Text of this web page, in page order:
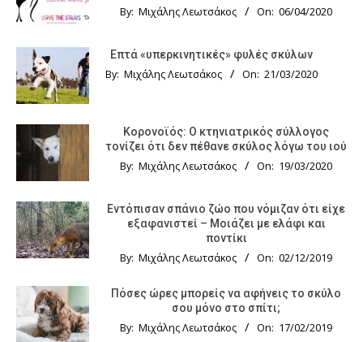
By: Μιχάλης Λεωτσάκος On: 06/04/2020
Επτά «υπερκινητικές» φυλές σκύλων
By: Μιχάλης Λεωτσάκος On: 21/03/2020
Κορονοϊός: Ο κτηνιατρικός σύλλογος
τονίζει ότι δεν πέθανε σκύλος λόγω του ιού
By: Μιχάλης Λεωτσάκος On: 19/03/2020
Εντόπισαν σπάνιο ζώο που νόμιζαν ότι είχε
εξαφανιστεί – Μοιάζει με ελάφι και
ποντίκι
By: Μιχάλης Λεωτσάκος On: 02/12/2019
Πόσες ώρες μπορείς να αφήνεις το σκύλο
σου μόνο στο σπίτι;
By: Μιχάλης Λεωτσάκος On: 17/02/2019